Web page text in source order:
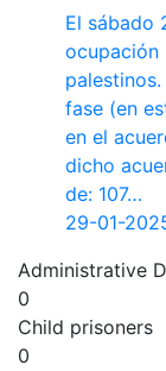
El sábado
ocupación
fase (en
en el
dicho
de: 107…
29-01-
Administrative
0
Child prisoners
0